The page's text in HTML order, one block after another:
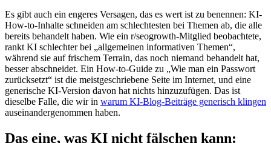
Es gibt auch ein engeres Versagen, das es wert ist zu benennen: KI-
How-to-Inhalte schneiden am schlechtesten bei Themen ab, die alle
bereits behandelt haben. Wie ein r/seogrowth-Mitglied beobachtete,
rankt KI schlechter bei „allgemeinen informativen Themen“,
während sie auf frischem Terrain, das noch niemand behandelt hat,
besser abschneidet. Ein How-to-Guide zu „Wie man ein Passwort
zurücksetzt“ ist die meistgeschriebene Seite im Internet, und eine
generische KI-Version davon hat nichts hinzuzufügen. Das ist
dieselbe Falle, die wir in warum KI-Blog-Beiträge generisch klingen
auseinandergenommen haben.
Das eine, was KI nicht fälschen kann: